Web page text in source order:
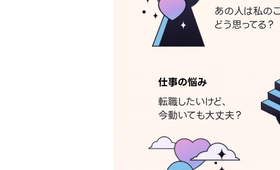
あの人は私の
どう思ってる？
仕事の悩み
転職したいけど、
今動いても大丈夫？